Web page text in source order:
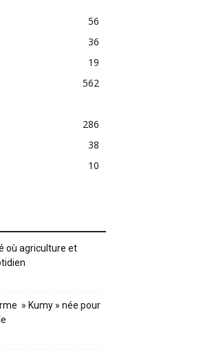
56
36
19
562
286
38
10
où agriculture et
» Kumy » née pour